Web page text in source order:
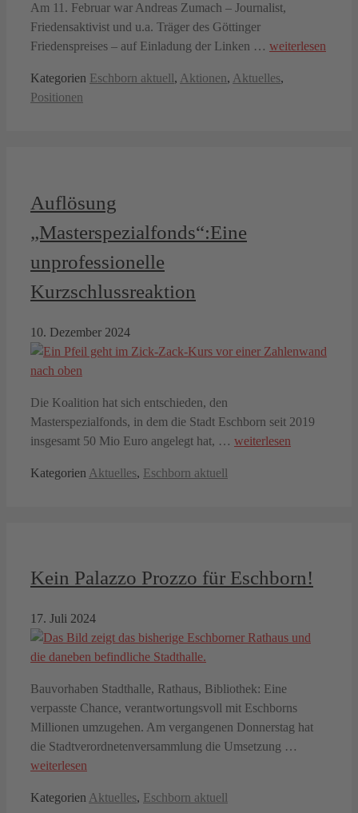
Am 11. Februar war Andreas Zumach – Journalist,
Friedensaktivist und u.a. Träger des Göttinger
Friedenspreises – auf Einladung der Linken … weiterlesen
Kategorien Eschborn aktuell, Aktionen, Aktuelles,
Positionen
Auflösung
„Masterspezialfonds“:Eine
unprofessionelle
Kurzschlussreaktion
10. Dezember 2024
Die Koalition hat sich entschieden, den
Masterspezialfonds, in dem die Stadt Eschborn seit 2019
insgesamt 50 Mio Euro angelegt hat, … weiterlesen
Kategorien Aktuelles, Eschborn aktuell
Kein Palazzo Prozzo für Eschborn!
17. Juli 2024
Bauvorhaben Stadthalle, Rathaus, Bibliothek: Eine
verpasste Chance, verantwortungsvoll mit Eschborns
Millionen umzugehen. Am vergangenen Donnerstag hat
die Stadtverordnetenversammlung die Umsetzung …
weiterlesen
Kategorien Aktuelles, Eschborn aktuell